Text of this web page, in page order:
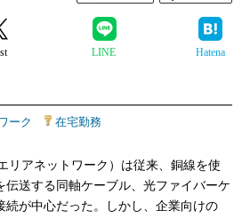
LINE Hatena
ーク 在宅勤務
リアネットワーク）は従来、銅線を使
伝送する同軸ケーブル、光ファイバーケ
続が中心だった。しかし、企業向けの